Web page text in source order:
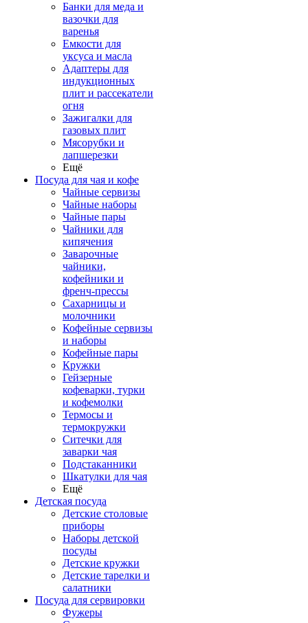
Банки для меда и
вазочки для
варенья
Емкости для
уксуса и масла
Адаптеры для
индукционных
плит и рассекатели
огня
Зажигалки для
газовых плит
Мясорубки и
лапшерезки
Ещё
Посуда для чая и кофе
Чайные сервизы
Чайные наборы
Чайные пары
Чайники для
кипячения
Заварочные
чайники,
кофейники и
френч-прессы
Сахарницы и
молочники
Кофейные сервизы
и наборы
Кофейные пары
Кружки
Гейзерные
кофеварки, турки
и кофемолки
Термосы и
термокружки
Ситечки для
заварки чая
Подстаканники
Шкатулки для чая
Ещё
Детская посуда
Детские столовые
приборы
Наборы детской
посуды
Детские кружки
Детские тарелки и
салатники
Посуда для сервировки
Фужеры